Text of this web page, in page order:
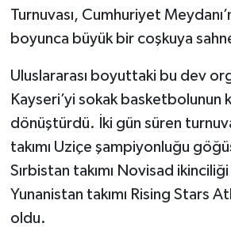
Turnuvası, Cumhuriyet
boyunca büyük bir coşkuya
Uluslararası boyuttaki bu dev
Kayseri’yi sokak basketbolunun
dönüştürdü. İki gün süren
takımı Uziçe şampiyonluğu
Sırbistan takımı Novisad
Yunanistan takımı Rising Stars
oldu.